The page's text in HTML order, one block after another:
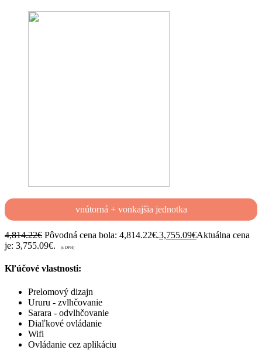
vnútorná + vonkajšia jednotka
4,814.22€ Pôvodná cena bola: 4,814.22€.3,755.09€Aktuálna cena
je: 3,755.09€.
(s DPH)
Kľúčové vlastnosti:
Prelomový dizajn
Ururu - zvlhčovanie
Sarara - odvlhčovanie
Diaľkové ovládanie
Wifi
Ovládanie cez aplikáciu